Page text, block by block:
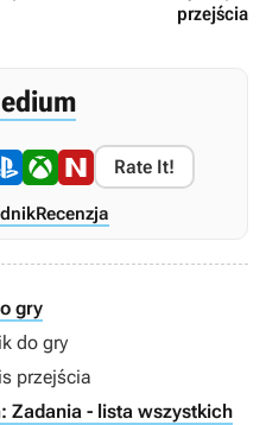
przejścia
Rate It!
Recenzja
gry
do gry
przejścia
Zadania - lista wszystkich